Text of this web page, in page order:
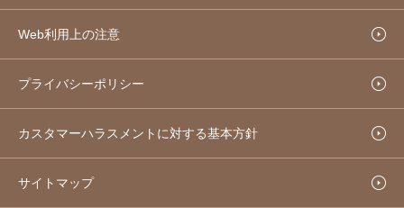
Web利用上の注意
プライバシーポリシー
カスタマーハラスメントに対する基本方針
サイトマップ